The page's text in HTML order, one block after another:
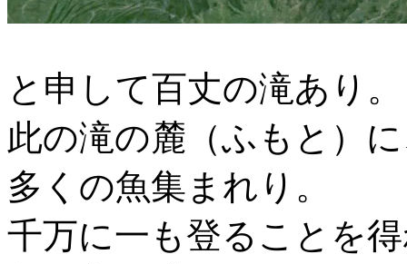
と申して百丈の滝あり。
此の滝の麓（ふもと）
多くの魚集まれり。
千万に一も登ることを